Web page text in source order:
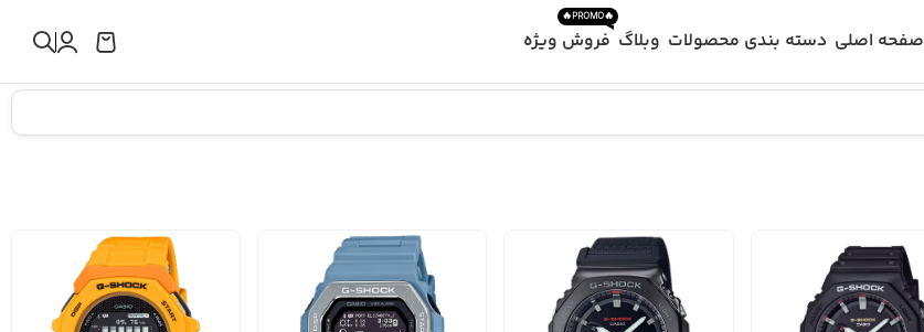
صفحه اصلی دسته بندی محصولات وبلاگ فروش ویژه
🔥PROMO🔥